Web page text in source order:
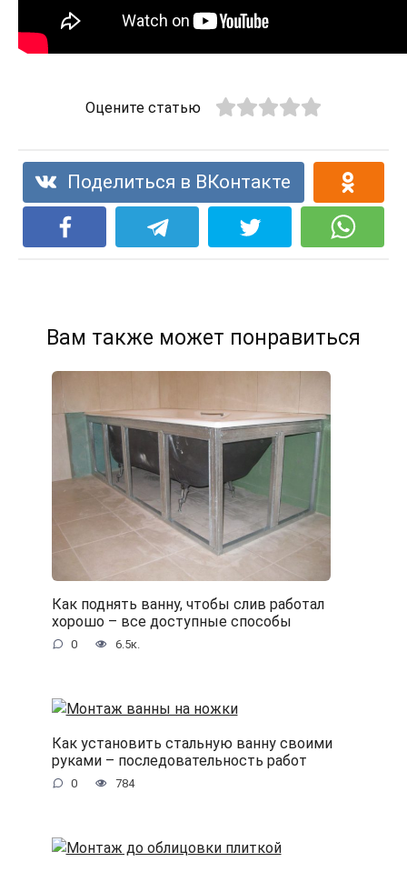
Оцените статью
Поделиться в ВКонтакте
Вам также может понравиться
Как поднять ванну, чтобы слив работал
хорошо – все доступные способы
0 6.5к.
Как установить стальную ванну своими
руками – последовательность работ
0 784